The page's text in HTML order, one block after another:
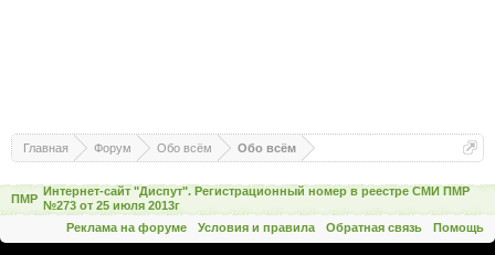
Главная Форум Обо всём Обо всём
ПМР
Интернет-сайт "Диспут". Регистрационный номер в реестре СМИ ПМР
№273 от 25 июля 2013г
Реклама на форуме
Условия и правила Обратная связь Помощь